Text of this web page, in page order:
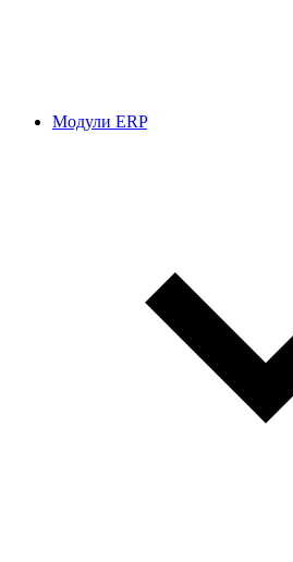
Модули ERP